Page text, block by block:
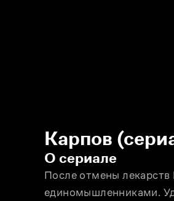
Карпов
О сериале
После отмены лекарств
единомышленниками.